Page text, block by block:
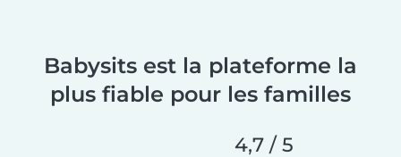
Babysits est la plateforme la
plus fiable pour les familles
4,7 / 5